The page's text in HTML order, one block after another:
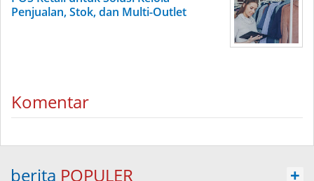
Penjualan, Stok, dan Multi-Outlet
Komentar
berita POPULER +